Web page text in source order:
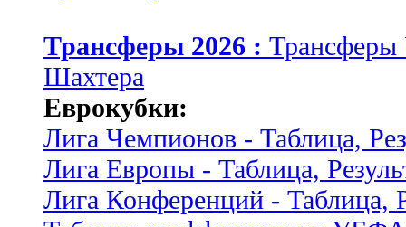
Трансферы 2026 :
Шахтера
Еврокубки:
Лига Чемпионов - Таблица,
Лига Европы - Таблица,
Лига Конференций - Таблица,